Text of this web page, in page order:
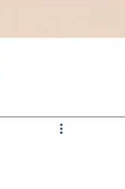
Méthodologie